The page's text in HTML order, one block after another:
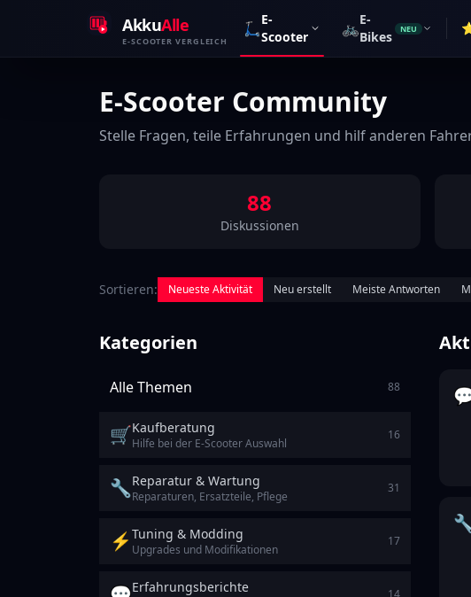
AkkuAlle
E-SCOOTER VERGLEICH
🛴E-
Scooter
🚲E-
Bikes
NEU
E-Scooter Community
Stelle Fragen, teile Erfahrungen und hilf anderen
88
Diskussionen
Sortieren: Neueste Aktivität Neu erstellt Meiste Antworten
Kategorien
Alle Themen 88
🛒Kaufberatung
Hilfe bei der E-Scooter Auswahl
16
🔧Reparatur & Wartung
Reparaturen, Ersatzteile, Pflege
31
⚡ Tuning & Modding
Upgrades und Modifikationen
17
Erfahrungsberichte 14